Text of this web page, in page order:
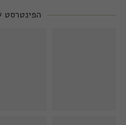
הפינטרסט